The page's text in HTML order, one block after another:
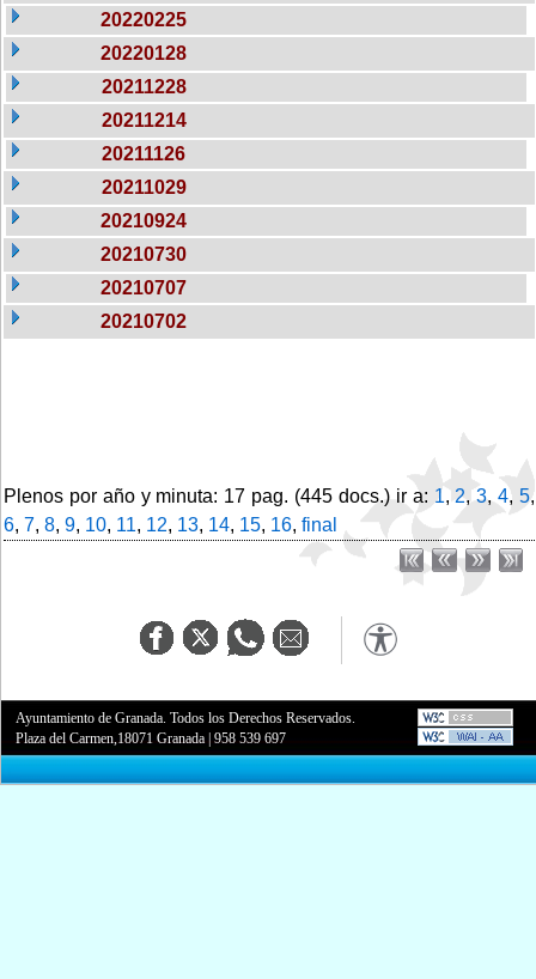
20220225
20220128
20211228
20211214
20211126
20211029
20210924
20210730
20210707
20210702
Plenos por año y minuta: 17 pag. (445 docs.) ir a: 1,2,3,4,5,
6, 7, 8, 9, 10, 11, 12, 13, 14, 15, 16, final
Ayuntamiento de Granada. Todos los Derechos Reservados.
Plaza del Carmen,18071 Granada |958 539 697